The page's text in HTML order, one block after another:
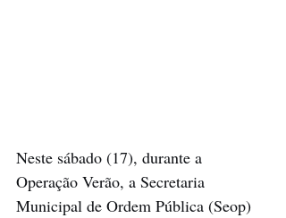
Neste sábado (17), durante a
Operação Verão, a Secretaria
Municipal de Ordem Pública (Seop)